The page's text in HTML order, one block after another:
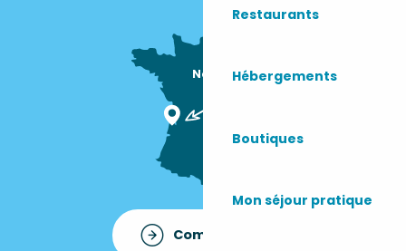
Restaurants
Hébergements
Boutiques
Mon séjour pratique
Nous sommes
Comment venir ?